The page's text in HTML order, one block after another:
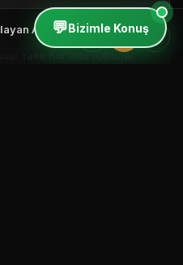
Yaktı Kor Gibi (Official
Yaram Derin | Yüreği Dağlayan Arabesk Gece Şarkı 2026 ⏮ ⏸ ⏭
💬Bizimle Konuş